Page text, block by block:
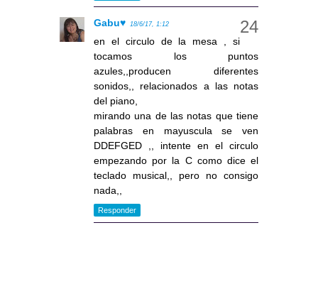
Gabu♥ 18/6/17, 1:12
en el circulo de la mesa , si
tocamos los puntos
azules,,producen diferentes
sonidos,, relacionados a las notas
del piano,
mirando una de las notas que tiene
palabras en mayuscula se ven
DDEFGED ,, intente en el circulo
empezando por la C como dice el
teclado musical,, pero no consigo
nada,,
Responder